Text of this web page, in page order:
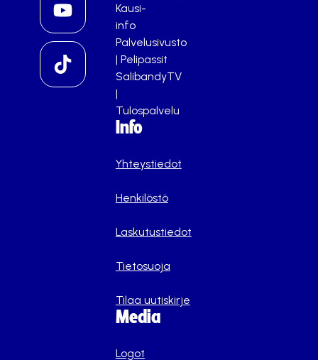
Kausi-
info
Palvelusivusto
| Pelipassit
SalibandyTV
|
Tulospalvelu
Info
Yhteystiedot
Henkilöstö
Laskutustiedot
Tietosuoja
Tilaa uutiskirje
Media
Logot